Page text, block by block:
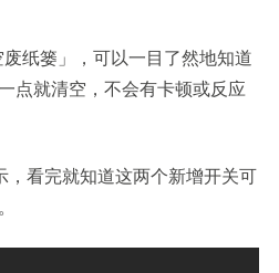
纸篓」，可以一目了然地知道
点就清空，不会有卡顿或反应
，看完就知道这两个新增开关可